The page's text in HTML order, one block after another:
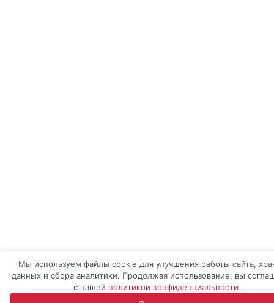
Мы используем файлы cookie для улучшения работы сайта,
данных и сбора аналитики. Продолжая использование, вы
с нашей политикой конфиденциальности.